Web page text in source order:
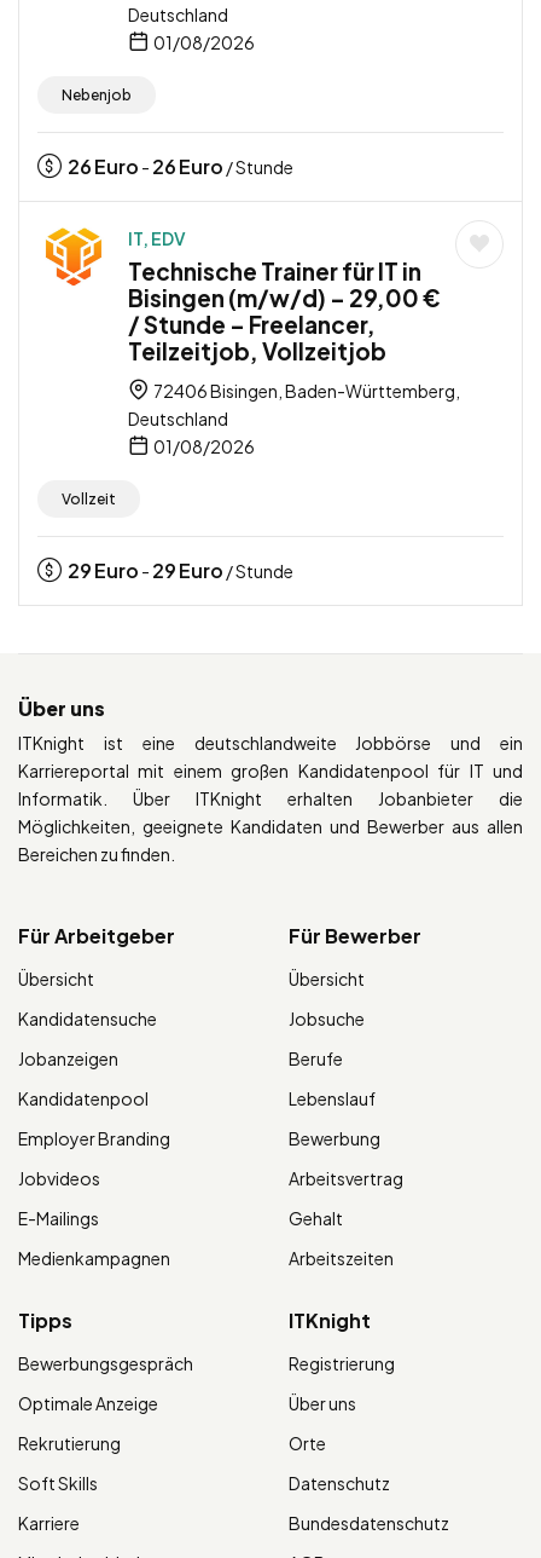
Deutschland
01/08/2026
Nebenjob
26Euro - 26Euro / Stunde
IT, EDV
Technische Trainer für IT in
Bisingen (m/w/d) – 29,00 €
/ Stunde – Freelancer,
Teilzeitjob, Vollzeitjob
72406 Bisingen, Baden-Württemberg,
Deutschland
01/08/2026
Vollzeit
29Euro - 29Euro / Stunde
Über uns
ITKnight ist eine deutschlandweite Jobbörse und ein
Karriereportal mit einem großen Kandidatenpool für IT und
Informatik. Über ITKnight erhalten Jobanbieter die
Möglichkeiten, geeignete Kandidaten und Bewerber aus allen
Bereichen zu finden.
Für Arbeitgeber
Übersicht
Kandidatensuche
Jobanzeigen
Kandidatenpool
Employer Branding
Jobvideos
E-Mailings
Medienkampagnen
Für Bewerber
Übersicht
Jobsuche
Berufe
Lebenslauf
Bewerbung
Arbeitsvertrag
Gehalt
Arbeitszeiten
Tipps
Bewerbungsgespräch
Optimale Anzeige
Rekrutierung
Soft Skills
Karriere
ITKnight
Registrierung
Über uns
Orte
Datenschutz
Bundesdatenschutz